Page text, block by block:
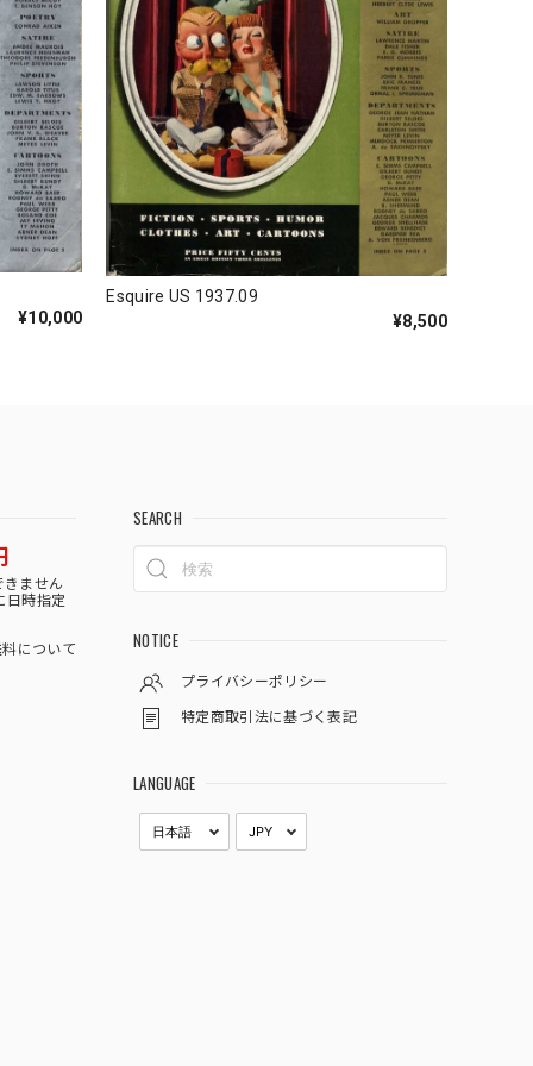
¥10,000
Esquire US 1937.09
¥8,500
きません
日時指定
について
SEARCH
NOTICE
プライバシーポリシー
特定商取引法に基づく表記
LANGUAGE